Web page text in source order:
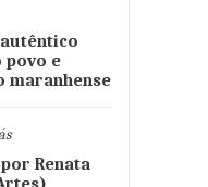
autêntico
povo e
maranhense
Renata